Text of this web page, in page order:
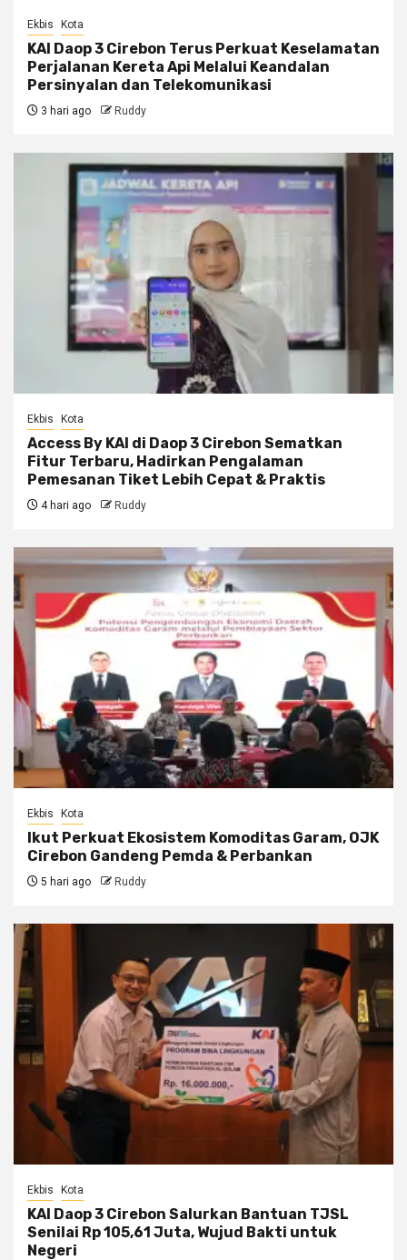
Ekbis Kota
KAI Daop 3 Cirebon Terus Perkuat Keselamatan
Perjalanan Kereta Api Melalui Keandalan
Persinyalan dan Telekomunikasi
3 hari ago Ruddy
Ekbis Kota
Access By KAI di Daop 3 Cirebon Sematkan
Fitur Terbaru, Hadirkan Pengalaman
Pemesanan Tiket Lebih Cepat & Praktis
4 hari ago Ruddy
Ekbis Kota
Ikut Perkuat Ekosistem Komoditas Garam, OJK
Cirebon Gandeng Pemda & Perbankan
5 hari ago Ruddy
Ekbis Kota
KAI Daop 3 Cirebon Salurkan Bantuan TJSL
Senilai Rp 105,61 Juta, Wujud Bakti untuk
Negeri